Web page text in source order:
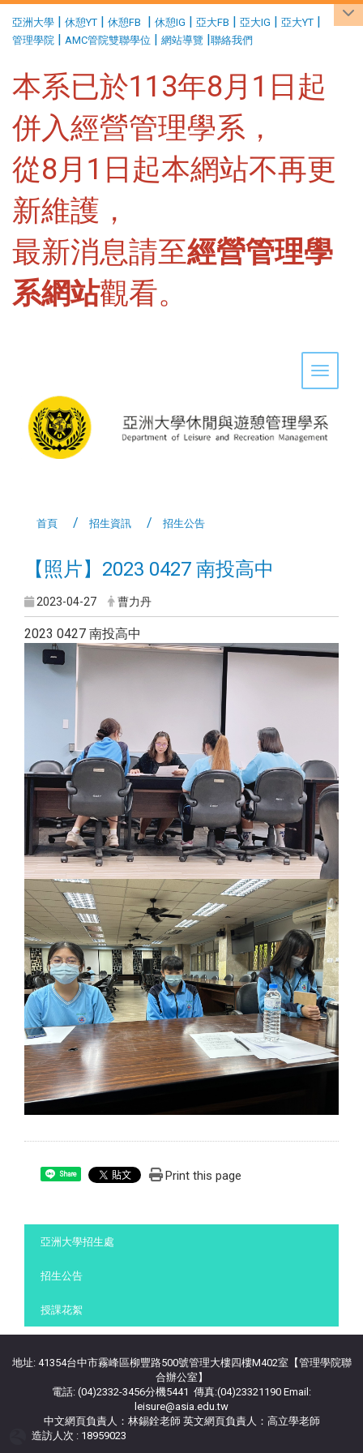
亞洲大學 | 休憩YT | 休憩FB | 休憩IG | 亞大FB | 亞大IG | 亞大YT |
管理學院 | AMC管院雙聯學位 | 網站導覽 |聯絡我們
本系已於113年8月1日起
併入經營管理學系，
從8月1日起本網站不再更
新維護，
最新消息請至經營管理學
系網站觀看。
Toggle
首頁 招生資訊 招生公告
【照片】2023 0427 南投高中
2023-04-27 曹力丹
2023 0427 南投高中
Share Print this page
亞洲大學招生處
招生公告
授課花絮
地址: 41354台中市霧峰區柳豐路500號管理大樓四樓M402室【管理學院聯
合辦公室】
電話: (04)2332-3456分機5441 傳真:(04)23321190 Email:
leisure@asia.edu.tw
中文網頁負責人：林錫銓老師 英文網頁負責人：高立學老師
造訪人次 : 18959023